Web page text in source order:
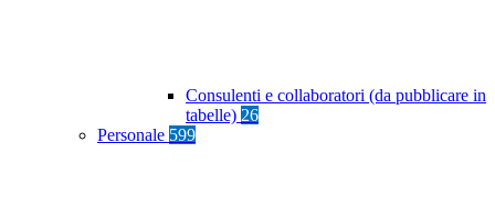
Consulenti e collaboratori (da pubblicare in
tabelle) 26
Personale 599